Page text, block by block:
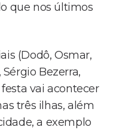
que nos últimos
(Dodô, Osmar,
Bezerra,
vai acontecer
três ilhas, além
a exemplo